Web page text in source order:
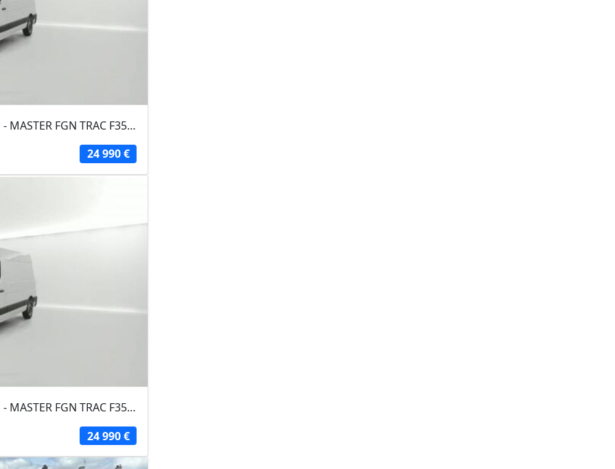
RENAULT MASTER FOURGON 2024 - Blanc - MASTER FGN TRAC F3500 L2H2 BLUE DCI 135...
24 990 €
RENAULT MASTER FOURGON 2024 - Blanc - MASTER FGN TRAC F3500 L2H2 BLUE DCI 135...
24 990 €